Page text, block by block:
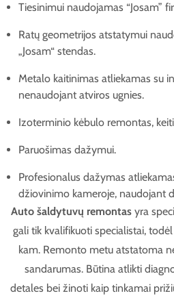
Tiesinimui naudojamas “Josam”
Ratų geometrijos atstatymui
„Josam“ stendas.
Metalo kaitinimas atliekamas su
nenaudojant atviros ugnies.
Izoterminio kėbulo remontas,
Paruošimas dažymui.
Profesionalus dažymas
džiovinimo kameroje, naudojant
Auto šaldytuvų remontas yra
gali tik kvalifikuoti specialistai,
kam. Remonto metu atstatoma
sandarumas. Būtina atlikti
detales bei žinoti kaip tinkamai